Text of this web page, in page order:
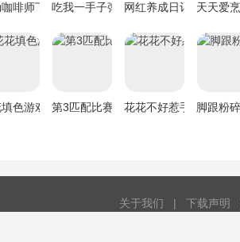
啡师下载吃我一手子弹手游下载网红养成日记下载天天爱
色游戏手游下载第3匹配比赛下载花花不好惹手游下载
脚跟粉
关于我们 | 下载声明